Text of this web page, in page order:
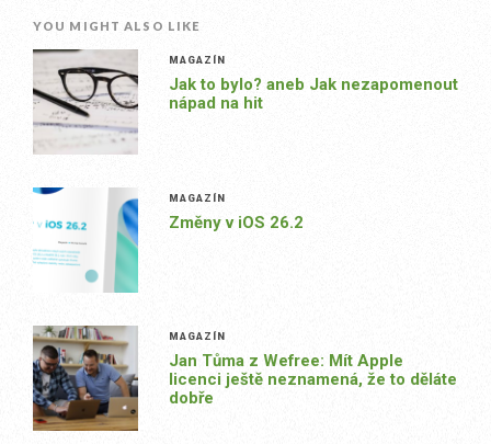
YOU MIGHT ALSO LIKE
MAGAZÍN
Jak to bylo? aneb Jak nezapomenout
nápad na hit
MAGAZÍN
Změny v iOS 26.2
MAGAZÍN
Jan Tůma z Wefree: Mít Apple
licenci ještě neznamená, že to děláte
dobře